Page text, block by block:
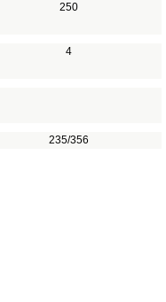
250
4
235/356